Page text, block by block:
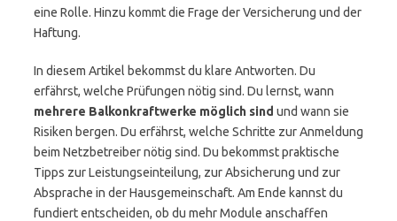
eine Rolle. Hinzu kommt die Frage der Versicherung und der
Haftung.
In diesem Artikel bekommst du klare Antworten. Du
erfährst, welche Prüfungen nötig sind. Du lernst, wann
mehrere Balkonkraftwerke möglich sind und wann sie
Risiken bergen. Du erfährst, welche Schritte zur Anmeldung
beim Netzbetreiber nötig sind. Du bekommst praktische
Tipps zur Leistungseinteilung, zur Absicherung und zur
Absprache in der Hausgemeinschaft. Am Ende kannst du
fundiert entscheiden, ob du mehr Module anschaffen